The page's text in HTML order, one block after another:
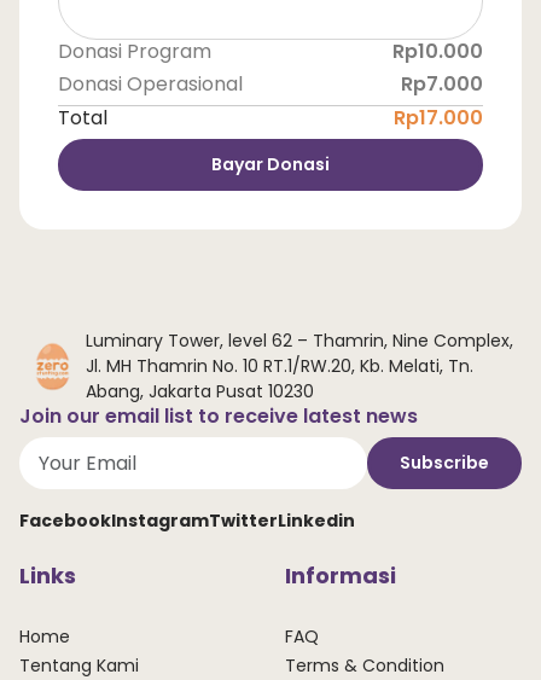
Donasi Program
Rp10.000
Donasi Operasional
Rp7.000
Total
Rp17.000
Bayar Donasi
Luminary Tower, level 62 – Thamrin, Nine Complex,
Jl. MH Thamrin No. 10 RT.1/RW.20, Kb. Melati, Tn.
Abang, Jakarta Pusat 10230
Join our email list to receive latest news
Subscribe
FacebookInstagramTwitterLinkedin
Links
Home
Tentang Kami
Informasi
FAQ
Terms & Condition